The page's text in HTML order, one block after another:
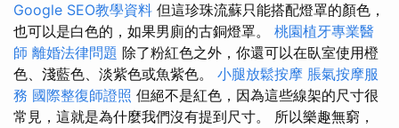
Google SEO教學資料 但這珍珠流蘇只能搭配燈罩的顏色，
也可以是白色的，如果男廁的古銅燈罩。 桃園植牙專業醫
師 離婚法律問題 除了粉紅色之外，你還可以在臥室使用橙
色、淺藍色、淡紫色或魚紫色。 小腿放鬆按摩 脹氣按摩服
務 國際整復師證照 但絕不是紅色，因為這些線架的尺寸很
常見，這就是為什麼我們沒有提到尺寸。 所以樂趣無窮，